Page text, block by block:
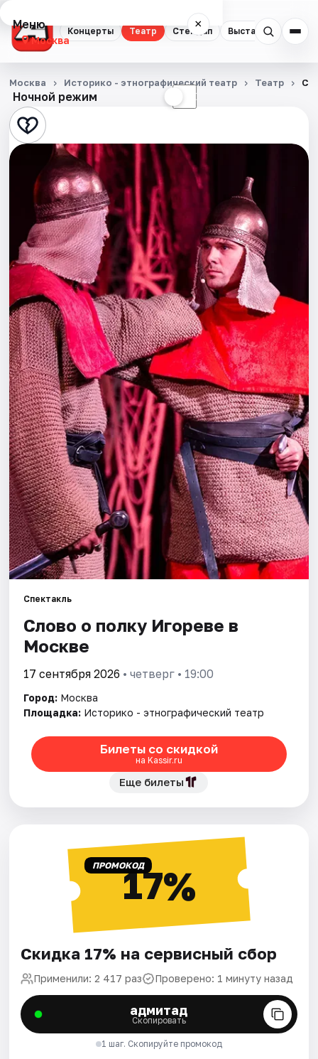
Концерты Театр Стендап Выставки
Меню ×
Москва
Концерты
Театр
Стендап
Выставки
Квесты
Экскурсии
Спорт
События
Города
Площадки
Артисты
Рейтинги
Ночной режим ☾
Москва Историко - этнографический театр Театр
Спектакль
Слово о полку Игореве в
Москве
17 сентября 2026 • четверг • 19:00
Город: Москва
Площадка: Историко - этнографический театр
Билеты со скидкой
на Kassir.ru
Еще билеты
ПРОМОКОД17%
Скидка 17% на сервисный сбор
Применили: 2 417 раз Проверено: 1 минуту назад
адмитад
Скопировать
1 шаг. Скопируйте промокод